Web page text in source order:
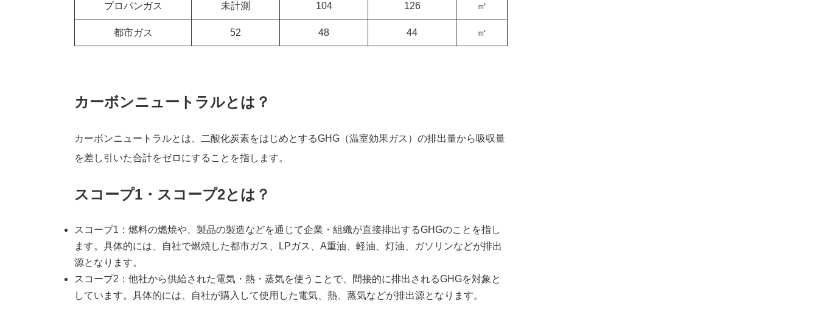
プロパンガス 未計測 104 126 ㎥
都市ガス 52 48 44 ㎥
カーボンニュートラルとは？
カーボンニュートラルとは、二酸化炭素をはじめとするGHG（温室効果ガス）の排出量から吸収量
を差し引いた合計をゼロにすることを指します。
スコープ1・スコープ2とは？
スコープ1：燃料の燃焼や、製品の製造などを通じて企業・組織が直接排出するGHGのことを指し
ます。具体的には、自社で燃焼した都市ガス、LPガス、A重油、軽油、灯油、ガソリンなどが排出
源となります。
スコープ2：他社から供給された電気・熱・蒸気を使うことで、間接的に排出されるGHGを対象と
しています。具体的には、自社が購入して使用した電気、熱、蒸気などが排出源となります。